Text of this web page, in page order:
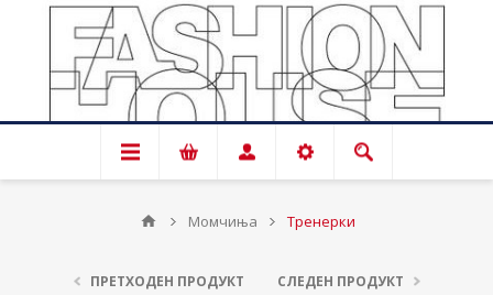
Момчиња Тренерки
ПРЕТХОДЕН ПРОДУКТ СЛЕДЕН ПРОДУКТ